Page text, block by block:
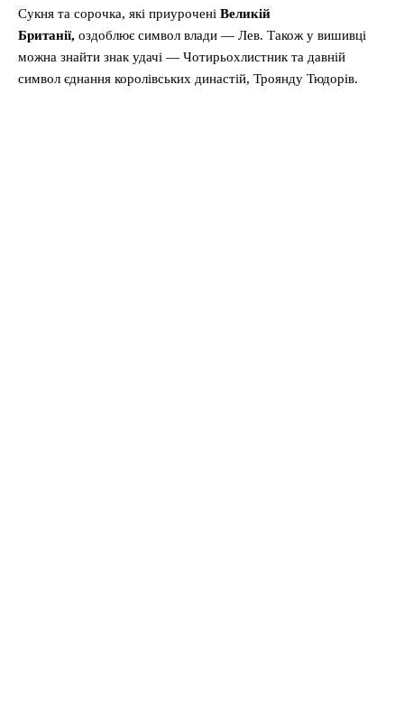
Сукня та сорочка, які приурочені Великій
Британії, оздоблює символ влади — Лев. Також у вишивці
можна знайти знак удачі — Чотирьохлистник та давній
символ єднання королівських династій, Троянду Тюдорів.